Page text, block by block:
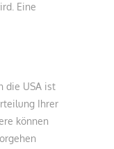
Eine
die USA ist
Ihrer
können